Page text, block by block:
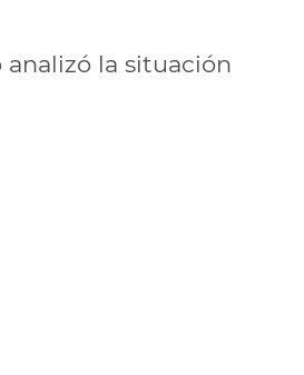
la situación